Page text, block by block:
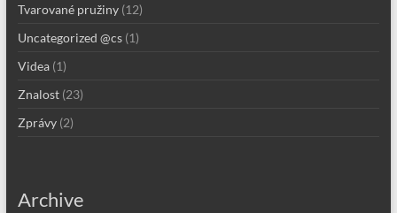
Tvarované pružiny(12)
Uncategorized @cs(1)
Videa(1)
Znalost(23)
Zprávy(2)
Archive